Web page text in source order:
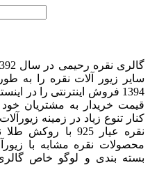
سایر زیور آلات نقره را
1394 فروش اینترنتی را در
قیمت خریدار به مشتریان خود
کنار تنوع زیاد در زمینه
نقره عیار 925 با
محصولات نقره مشابه با
بسته بندی و لوگو خاص